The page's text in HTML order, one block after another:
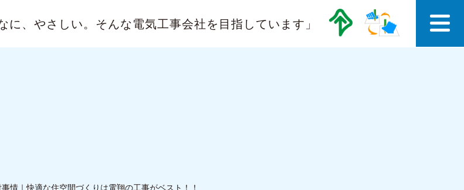
に、やさしい。 そんな電気工事会社を目指しています」
情｜快適な住空間づくりは電翔の工事がベスト！！